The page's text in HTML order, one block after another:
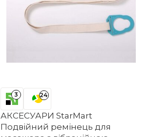
3 24
АКСЕСУАРИ StarMart
Подвійний ремінець для